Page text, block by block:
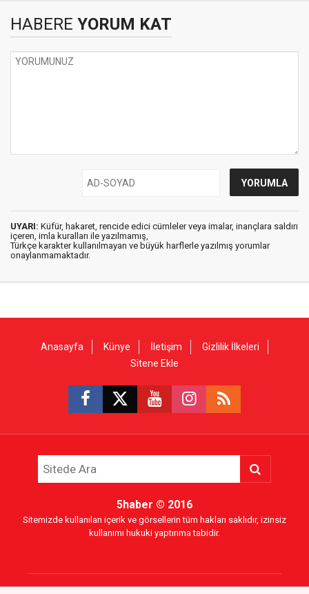
HABERE YORUM KAT
UYARI: Küfür, hakaret, rencide edici cümleler veya imalar, inançlara saldırı
içeren, imla kuralları ile yazılmamış,
Türkçe karakter kullanılmayan ve büyük harflerle yazılmış yorumlar
onaylanmamaktadır.
Anasayfa Künye İletişim
Gizlilik İlkeleri
Sitene Ekle
5haber © 2016
Sitemizde kullanılan içerik ve görsellerin tüm hakları saklıdır, izinsiz
kullanımı hukuki yaptırıma tabidir.